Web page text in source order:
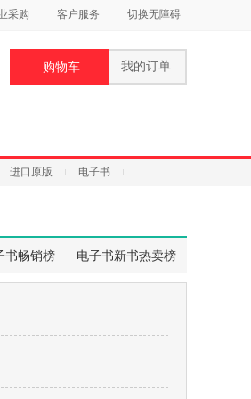
采购 客户服务 切换无障碍
购物车 我的订单
进口原版 电子书
书畅销榜 电子书新书热卖榜